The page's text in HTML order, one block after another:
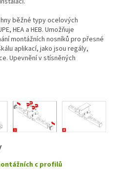
běžné typy ocelových
HEA a HEB. Umožňuje
montážních nosníků pro přesné
aplikací, jako jsou regály,
Upevnění v stísněných
c profilů